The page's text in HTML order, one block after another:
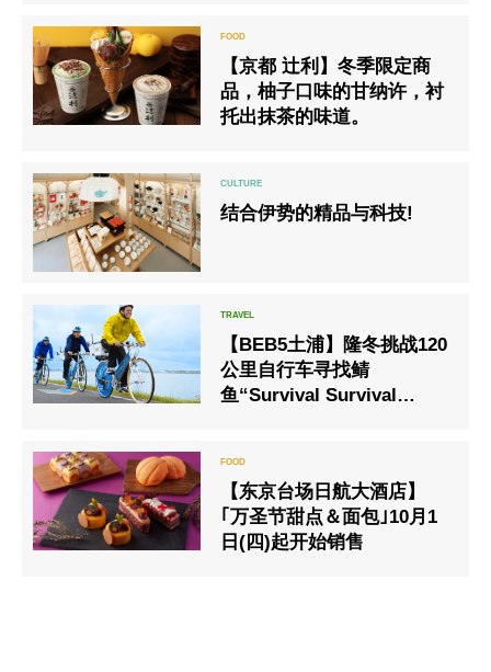
【京都 辻利】冬季限定商
品，柚子口味的甘纳许，衬
托出抹茶的味道。
结合伊势的精品与科技!
【BEB5土浦】隆冬挑战120
公里自行车寻找鲭
鱼“Survival Survival
【东京台场日航大酒店】
｢万圣节甜点＆面包｣10月1
日(四)起开始销售